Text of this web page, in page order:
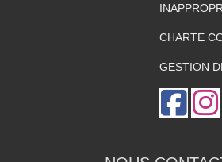
CHARTE
GESTION